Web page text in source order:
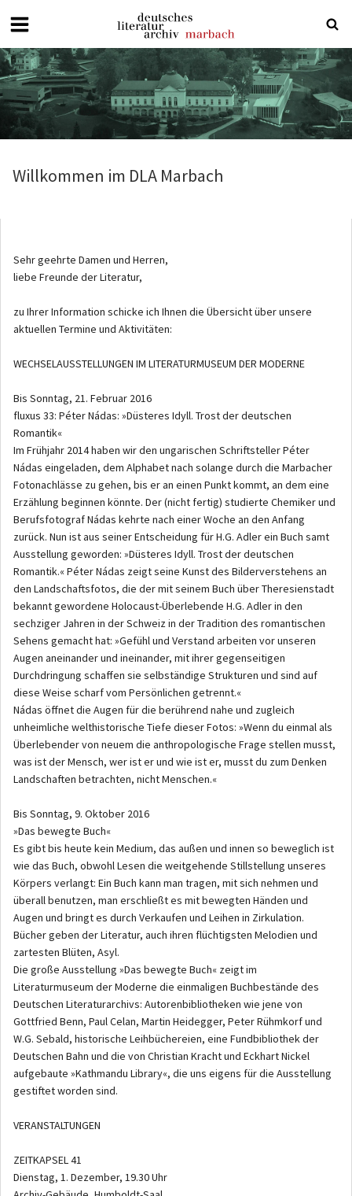
Deutsches
Literaturarchiv
Marbach
Willkommen im DLA Marbach
Sehr geehrte Damen und Herren,
liebe Freunde der Literatur,
zu Ihrer Information schicke ich Ihnen die Übersicht über unsere
aktuellen Termine und Aktivitäten:
WECHSELAUSSTELLUNGEN IM LITERATURMUSEUM DER MODERNE
Bis Sonntag, 21. Februar 2016
fluxus 33: Péter Nádas: »Düsteres Idyll. Trost der deutschen
Romantik«
Im Frühjahr 2014 haben wir den ungarischen Schriftsteller Péter
Nádas eingeladen, dem Alphabet nach solange durch die Marbacher
Fotonachlässe zu gehen, bis er an einen Punkt kommt, an dem eine
Erzählung beginnen könnte. Der (nicht fertig) studierte Chemiker und
Berufsfotograf Nádas kehrte nach einer Woche an den Anfang
zurück. Nun ist aus seiner Entscheidung für H.G. Adler ein Buch samt
Ausstellung geworden: »Düsteres Idyll. Trost der deutschen
Romantik.« Péter Nádas zeigt seine Kunst des Bilderverstehens an
den Landschaftsfotos, die der mit seinem Buch über Theresienstadt
bekannt gewordene Holocaust-Überlebende H.G. Adler in den
sechziger Jahren in der Schweiz in der Tradition des romantischen
Sehens gemacht hat: »Gefühl und Verstand arbeiten vor unseren
Augen aneinander und ineinander, mit ihrer gegenseitigen
Durchdringung schaffen sie selbständige Strukturen und sind auf
diese Weise scharf vom Persönlichen getrennt.«
Nádas öffnet die Augen für die berührend nahe und zugleich
unheimliche welthistorische Tiefe dieser Fotos: »Wenn du einmal als
Überlebender von neuem die anthropologische Frage stellen musst,
was ist der Mensch, wer ist er und wie ist er, musst du zum Denken
Landschaften betrachten, nicht Menschen.«
Bis Sonntag, 9. Oktober 2016
»Das bewegte Buch«
Es gibt bis heute kein Medium, das außen und innen so beweglich ist
wie das Buch, obwohl Lesen die weitgehende Stillstellung unseres
Körpers verlangt: Ein Buch kann man tragen, mit sich nehmen und
überall benutzen, man erschließt es mit bewegten Händen und
Augen und bringt es durch Verkaufen und Leihen in Zirkulation.
Bücher geben der Literatur, auch ihren flüchtigsten Melodien und
zartesten Blüten, Asyl.
Die große Ausstellung »Das bewegte Buch« zeigt im
Literaturmuseum der Moderne die einmaligen Buchbestände des
Deutschen Literaturarchivs: Autorenbibliotheken wie jene von
Gottfried Benn, Paul Celan, Martin Heidegger, Peter Rühmkorf und
W.G. Sebald, historische Leihbüchereien, eine Fundbibliothek der
Deutschen Bahn und die von Christian Kracht und Eckhart Nickel
aufgebaute »Kathmandu Library«, die uns eigens für die Ausstellung
gestiftet worden sind.
VERANSTALTUNGEN
ZEITKAPSEL 41
Dienstag, 1. Dezember, 19.30 Uhr